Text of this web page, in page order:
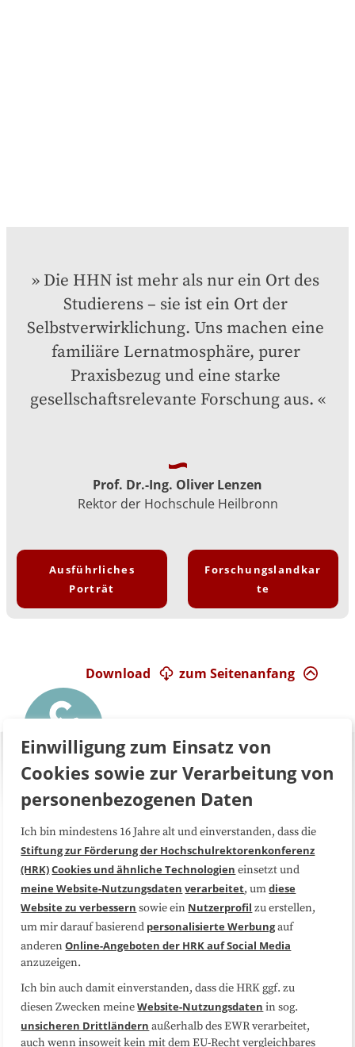
Die HHN ist mehr als nur ein Ort des
Studierens – sie ist ein Ort der
Selbstverwirklichung. Uns machen eine
familiäre Lernatmosphäre, purer
Praxisbezug und eine starke
gesellschaftsrelevante Forschung aus.
Prof. Dr.-Ing. Oliver Lenzen
Rektor der Hochschule Heilbronn
Ausführliches
Porträt
Forschungslandkar
te
zum Seitenanfang
Download
Über uns FAQ
Medienarbeit Kooperationen
Datenschutzerklärung Impressum
Sitemap
Folgen Sie uns
Einwilligung zum Einsatz von
Cookies sowie zur Verarbeitung von
personenbezogenen Daten
Ich bin mindestens 16 Jahre alt und einverstanden, dass die
Stiftung zur Förderung der Hochschulrektorenkonferenz
(HRK)Cookies und ähnliche Technologien einsetzt und
meine Website-Nutzungsdaten verarbeitet, umdiese
Website zu verbessern sowie ein Nutzerprofil zu erstellen,
um mir darauf basierend personalisierte Werbungauf
anderenOnline-Angeboten der HRK auf Social Media
anzuzeigen.
Ich bin auch damit einverstanden, dass die HRK ggf. zu
diesen Zwecken meineWebsite-Nutzungsdaten in sog.
unsicheren Drittländern außerhalb des EWR verarbeitet,
auch wenn insoweit kein mit dem EU-Recht vergleichbares